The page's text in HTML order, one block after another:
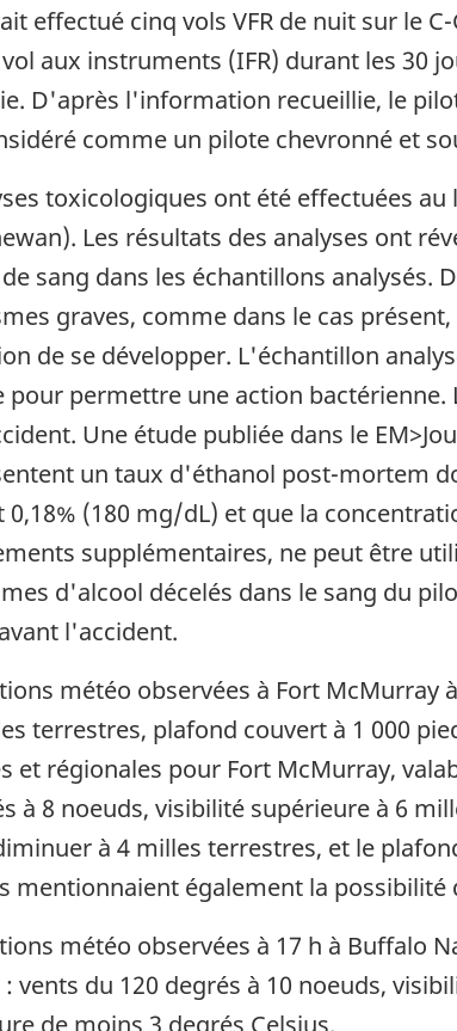
effectué cinq vols VFR de nuit sur le
aux instruments (IFR) durant les 30
D'après l'information recueillie, le
comme un pilote chevronné et
toxicologiques ont été effectuées
Les résultats des analyses ont
sang dans les échantillons analysés.
graves, comme dans le cas
de se développer. L'échantillon
pour permettre une action
Une étude publiée dans le
un taux d'éthanol post-mortem
0,18% (180 mg/dL) et que la
supplémentaires, ne peut être
d'alcool décelés dans le sang du
l'accident.
météo observées à Fort McMurray
terrestres, plafond couvert à 1 000
et régionales pour Fort McMurray,
à 8 noeuds, visibilité supérieure à 6
à 4 milles terrestres, et le
mentionnaient également la possibilité
météo observées à 17 h à Buffalo
vents du 120 degrés à 10 noeuds,